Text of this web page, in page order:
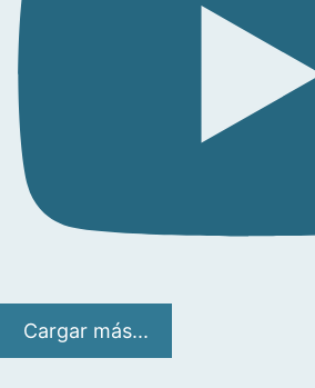
Cargar más...